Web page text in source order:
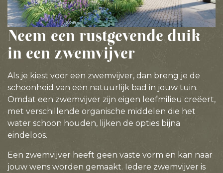
Neem een rustgevende duik
in een zwemvijver
Als je kiest voor een zwemvijver, dan breng je de
schoonheid van een natuurlijk bad in jouw tuin.
Omdat een zwemvijver zijn eigen leefmilieu creëert,
met verschillende organische middelen die het
water schoon houden, lijken de opties bijna
eindeloos.
Een zwemvijver heeft geen vaste vorm en kan naar
jouw wens worden gemaakt. Iedere zwemvijver is